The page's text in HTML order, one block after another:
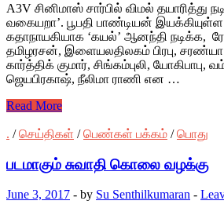
A3V சினிமாஸ் சார்பில் விமல் தயாரித்து
வகையறா’. பூபதி பாண்டியன்
கதாநாயகியாக ‘கயல்’ ஆனந்தி நடிக்க,
தமிழரசன், இளையலதிலகம் பிரபு,
கார்த்திக் குமார், சிங்கம்புலி, யோகிபாபு,
ஜெயபிரகாஷ், நீலிமா ராணி என …
Read More
. /செய்திகள் /பெண்கள் பக்கம் /பொது
படமாகும் சுவாதி கொலை வழக்கு
June 3, 2017 - by Su Senthilkumaran -